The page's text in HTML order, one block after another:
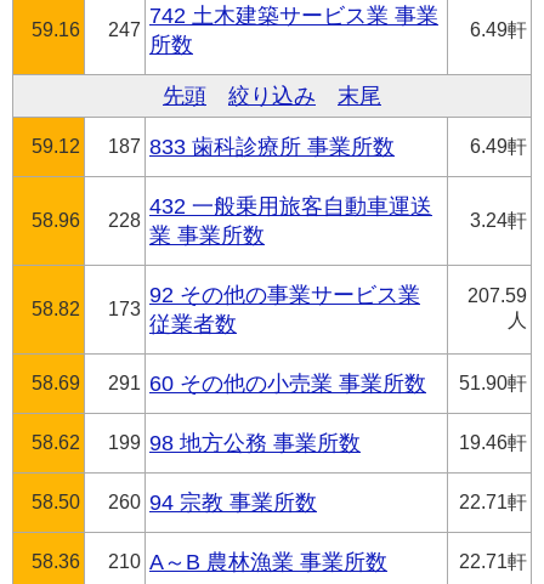
59.16 247
742 土木建築サービス業 事業
所数
6.49軒
先頭 絞り込み 末尾
59.12 187 833 歯科診療所 事業所数 6.49軒
58.96 228
432 一般乗用旅客自動車運送
業 事業所数
3.24軒
58.82 173
92 その他の事業サービス業
従業者数
207.59
人
58.69 291 60 その他の小売業 事業所数 51.90軒
58.62 199 98 地方公務 事業所数 19.46軒
58.50 260 94 宗教 事業所数 22.71軒
58.36 210 A～B 農林漁業 事業所数 22.71軒